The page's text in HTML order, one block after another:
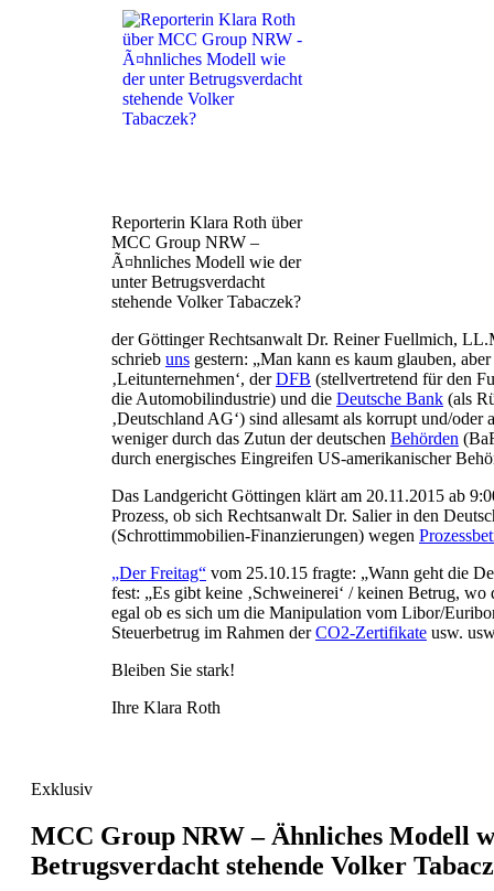
Reporterin Klara Roth über
MCC Group NRW –
Ã¤hnliches Modell wie der
unter Betrugsverdacht
stehende Volker Tabaczek?
der Göttinger Rechtsanwalt Dr. Reiner Fuellmich,
schrieb uns gestern: „Man kann es kaum glauben,
‚Leitunternehmen‘, derDFB (stellvertretend für den
die Automobilindustrie) und die Deutsche Bank (als
‚Deutschland AG‘) sind allesamt als korrupt und/oder
weniger durch das Zutun der deutschen Behörden
durch energisches Eingreifen US-amerikanischer
Das Landgericht Göttingen klärt am 20.11.2015 ab
Prozess, ob sich Rechtsanwalt Dr. Salier in den
(Schrottimmobilien-Finanzierungen) wegen
„Der Freitag“ vom 25.10.15 fragte: „Wann geht die
fest: „Es gibt keine ‚Schweinerei‘ / keinen Betrug,
egal ob es sich um die Manipulation vom Libor/
Steuerbetrug im Rahmen derCO2-Zertifikate usw.
Bleiben Sie stark!
Ihre Klara Roth
Exklusiv
MCC Group NRW – Ähnliches Modell
Betrugsverdacht stehende Volker